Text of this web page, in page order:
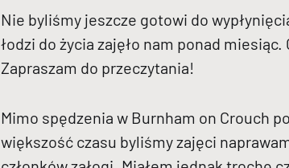
Nie byliśmy jeszcze gotowi do
łodzi do życia zajęło nam ponad miesiąc.
Zapraszam do przeczytania!
Mimo spędzenia w Burnham on Crouch
większość czasu byliśmy zajęci